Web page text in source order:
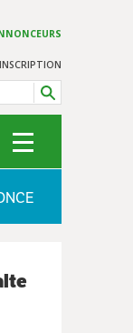
INSCRIPTION